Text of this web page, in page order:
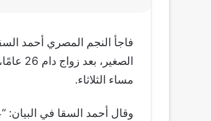
فاجأ النجم المصري أحمد
مساء الثلاثاء.
وقال أحمد السقا في البيان: